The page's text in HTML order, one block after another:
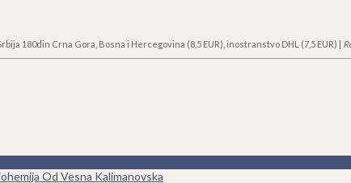
180din Crna Gora, Bosna i Hercegovina (8,5 EUR), inostranstvo DHL (7,5 EUR) |
Od Vesna Kalimanovska